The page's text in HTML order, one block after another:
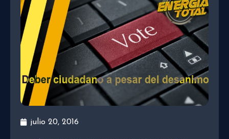
julio 20, 2016